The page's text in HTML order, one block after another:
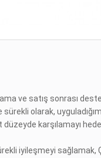
ve satış sonrası
olarak,
karşılamayı
iyileşmeyi sağlamak,